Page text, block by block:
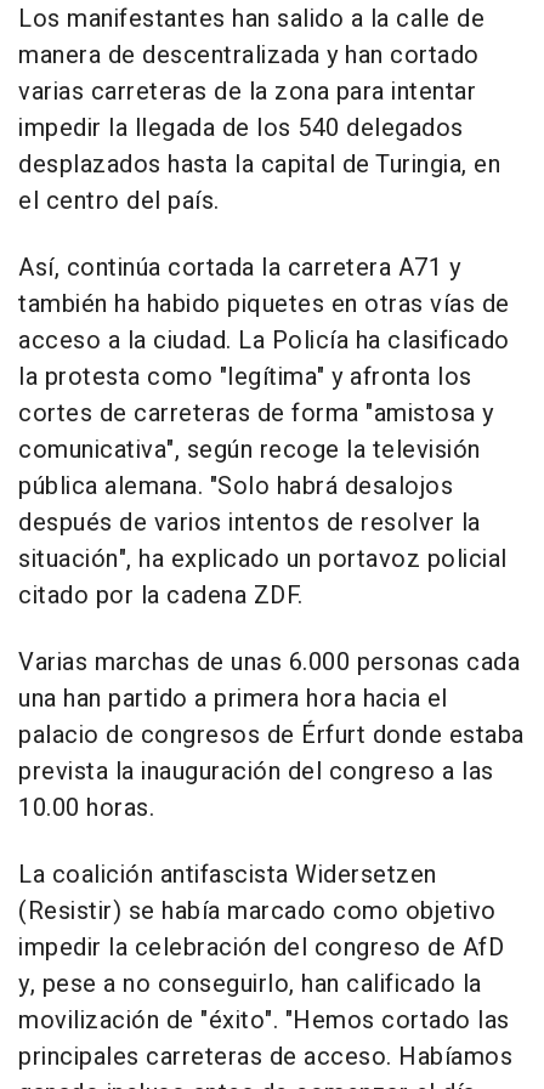
Los manifestantes han salido a la calle de
manera de descentralizada y han cortado
varias carreteras de la zona para intentar
impedir la llegada de los 540 delegados
desplazados hasta la capital de Turingia, en
el centro del país.
Así, continúa cortada la carretera A71 y
también ha habido piquetes en otras vías de
acceso a la ciudad. La Policía ha clasificado
la protesta como "legítima" y afronta los
cortes de carreteras de forma "amistosa y
comunicativa", según recoge la televisión
pública alemana. "Solo habrá desalojos
después de varios intentos de resolver la
situación", ha explicado un portavoz policial
citado por la cadena ZDF.
Varias marchas de unas 6.000 personas cada
una han partido a primera hora hacia el
palacio de congresos de Érfurt donde estaba
prevista la inauguración del congreso a las
10.00 horas.
La coalición antifascista Widersetzen
(Resistir) se había marcado como objetivo
impedir la celebración del congreso de AfD
y, pese a no conseguirlo, han calificado la
movilización de "éxito". "Hemos cortado las
principales carreteras de acceso. Habíamos